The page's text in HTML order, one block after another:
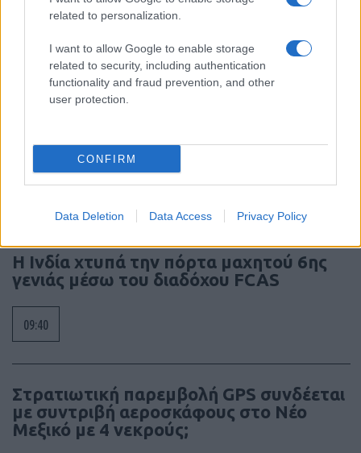
related to personalization.
I want to allow Google to enable storage
related to security, including authentication
functionality and fraud prevention, and other
user protection.
CONFIRM
Data Deletion Data Access Privacy Policy
Το κομμάτι πύραυλου που προσέκρουσε
μελέτης για ειδικούς επιστήμονες
Η Ινδία χτυπά την πόρτα μαχητού 6ης
γενιάς μέσω του διαδόχου FCAS
09:40
Στρατιωτική παρεμβολή GPS συνδέεται
με συντριβή αεροσκάφους στο Νέο
Μεξικό με 4 νεκρούς;